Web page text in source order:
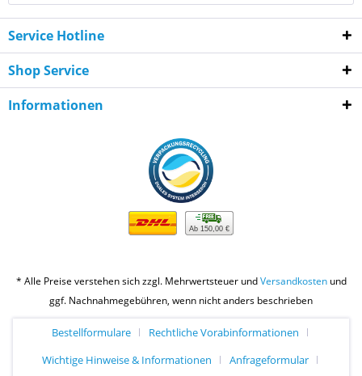
Service Hotline
Shop Service
Informationen
Ab 150,00 €
* Alle Preise verstehen sich zzgl. Mehrwertsteuer undVersandkostenund
ggf. Nachnahmegebühren, wenn nicht anders beschrieben
Bestellformulare
Rechtliche Vorabinformationen
Wichtige Hinweise & Informationen
Anfrageformular